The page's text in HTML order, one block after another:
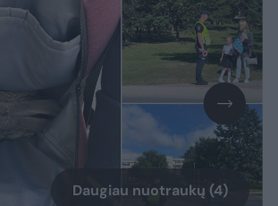
Daugiau nuotraukų (4)